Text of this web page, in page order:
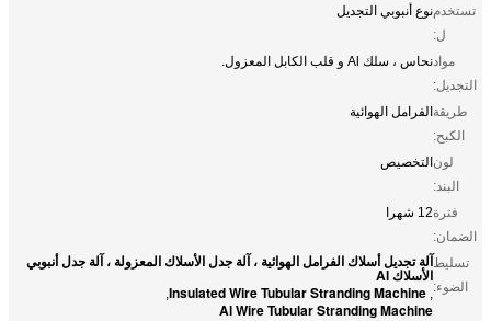
تستخدم
ل:
نوع أنبوبي التجديل
مواد
التجديل:
نحاس ، سلك Al و قلب الكابل المعزول.
طريقة
الكبح:
الفرامل الهوائية
لون
البند:
التخصيص
فترة
الضمان:
12 شهرا
تسليط
الضوء:
آلة تجديل أسلاك الفرامل الهوائية ، آلة جدل الأسلاك المعزولة ، آلة جدل أنبوبي
الأسلاك Al
,
Insulated Wire Tubular Stranding Machine
,
Al Wire Tubular Stranding Machine